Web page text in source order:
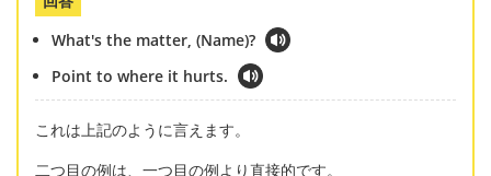
What's the matter, (Name)?
Point to where it hurts.
これは上記のように言えます。
二つ目の例は、一つ目の例より直接的です。